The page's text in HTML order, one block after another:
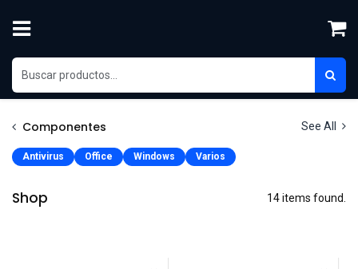
Componentes See All
Antivirus Office Windows Varios
Shop 14 items found.